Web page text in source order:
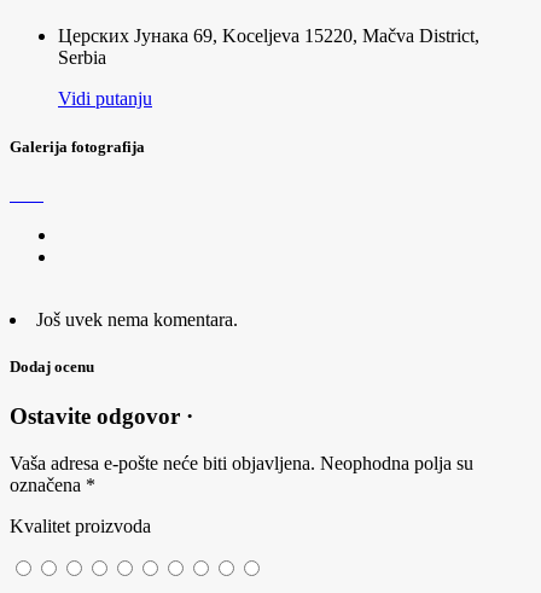
Церских Јунака 69, Koceljeva 15220, Mačva District,
Serbia
Vidi putanju
Galerija fotografija
Još uvek nema komentara.
Dodaj ocenu
Ostavite odgovor ·
Vaša adresa e-pošte neće biti objavljena. Neophodna polja su
označena *
Kvalitet proizvoda